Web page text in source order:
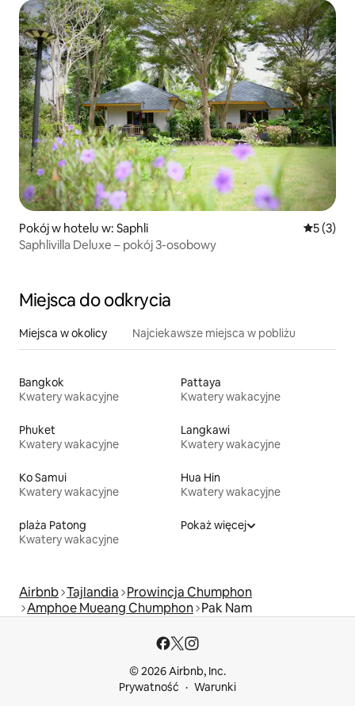
Pokój w hotelu w: Saphli Średnia
5 (3)
Saphlivilla Deluxe – pokój 3-osobowy
Miejsca do odkrycia
Miejsca w okolicy Najciekawsze miejsca w pobliżu
Bangkok
Kwatery wakacyjne
Pattaya
Kwatery wakacyjne
Phuket
Kwatery wakacyjne
Langkawi
Kwatery wakacyjne
Ko Samui
Kwatery wakacyjne
Hua Hin
Kwatery wakacyjne
plaża Patong
Kwatery wakacyjne
Pokaż więcej
Airbnb Tajlandia Prowincja Chumphon
Amphoe Mueang Chumphon Pak Nam
© 2026 Airbnb, Inc.
Prywatność
Warunki